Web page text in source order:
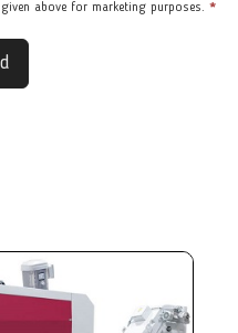
above for marketing purposes. *